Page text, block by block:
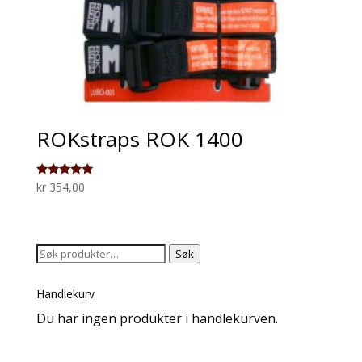
ROKstraps ROK 1400
Vurdert
5.00
kr354,00
Søk
Søk
Handlekurv
Du har ingen produkter i handlekurven.